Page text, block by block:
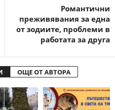
Романтични
преживявания за една
от зодиите, проблеми в
работата за друга
ОЩЕ ОТ АВТОРА